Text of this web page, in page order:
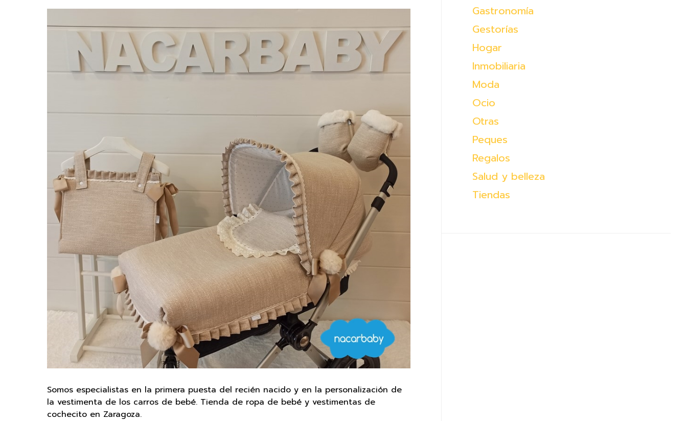
Somos especialistas en la primera puesta del recién nacido y en la personalización de
la vestimenta de los carros de bebé. Tienda de ropa de bebé y vestimentas de
cochecito en Zaragoza.
Gastronomía
Gestorías
Hogar
Inmobiliaria
Moda
Ocio
Otras
Peques
Regalos
Salud y belleza
Tiendas